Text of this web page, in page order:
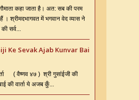
कहा जाता है। अत: सब की परम
हैं । श्रीमदभागवत में भगवान वेद व्यास ने
की सर्व...
Ke Sevak Ajab Kunvar Bai
( वैष्णव ४७ ) श्री गुसांईजी की
की वार्ता ये अजब कुँ...